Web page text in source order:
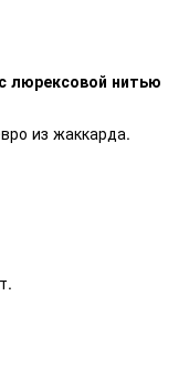
люрексовой нитью
из жаккарда.